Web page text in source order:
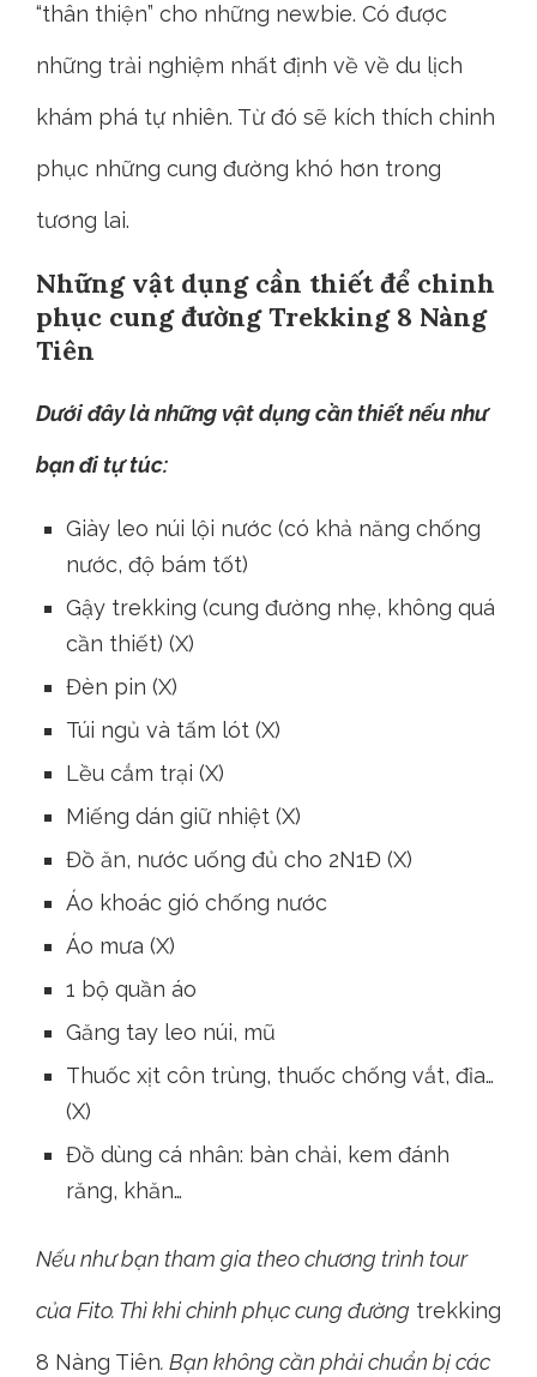
“thân thiện” cho những newbie. Có được
những trải nghiệm nhất định về về du lịch
khám phá tự nhiên. Từ đó sẽ kích thích chinh
phục những cung đường khó hơn trong
tương lai.
Những vật dụng cần thiết để chinh
phục cung đường Trekking 8 Nàng
Tiên
Dưới đây là những vật dụng cần thiết nếu như
bạn đi tự túc:
Giày leo núi lội nước (có khả năng chống
nước, độ bám tốt)
Gậy trekking (cung đường nhẹ, không quá
cần thiết) (X)
Đèn pin (X)
Túi ngủ và tấm lót (X)
Lều cắm trại (X)
Miếng dán giữ nhiệt (X)
Đồ ăn, nước uống đủ cho 2N1Đ (X)
Áo khoác gió chống nước
Áo mưa (X)
1 bộ quần áo
Găng tay leo núi, mũ
Thuốc xịt côn trùng, thuốc chống vắt, đỉa…
(X)
Đồ dùng cá nhân: bàn chải, kem đánh
răng, khăn…
Nếu như bạn tham gia theo chương trình tour
của Fito. Thì khi chinh phục cung đường trekking
8 Nàng Tiên. Bạn không cần phải chuẩn bị các